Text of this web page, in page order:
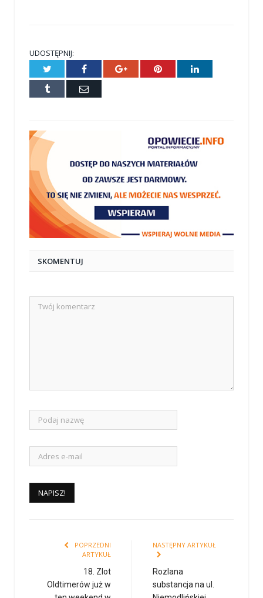
UDOSTĘPNIJ:
Twitter Facebook Google+ Pinterest LinkedIn
Tumblr
E-
SKOMENTUJ
POPRZEDNI
ARTYKUŁ
18. Zlot
Oldtimerów już w
NASTĘPNY ARTYKUŁ
Rozlana
substancja na ul.